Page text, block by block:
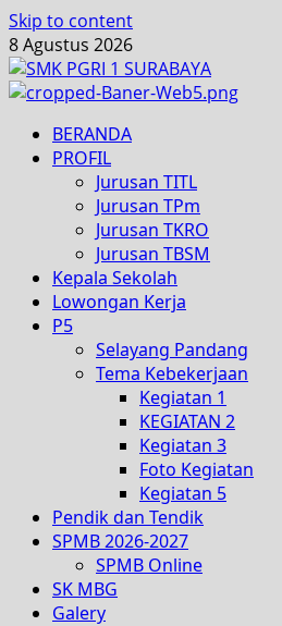
Skip to content
8 Agustus 2026
BERANDA
PROFIL
Jurusan TITL
Jurusan TPm
Jurusan TKRO
Jurusan TBSM
Kepala Sekolah
Lowongan Kerja
P5
Selayang Pandang
Tema Kebekerjaan
Kegiatan 1
KEGIATAN 2
Kegiatan 3
Foto Kegiatan
Kegiatan 5
Pendik dan Tendik
SPMB 2026-2027
SPMB Online
SK MBG
Galery